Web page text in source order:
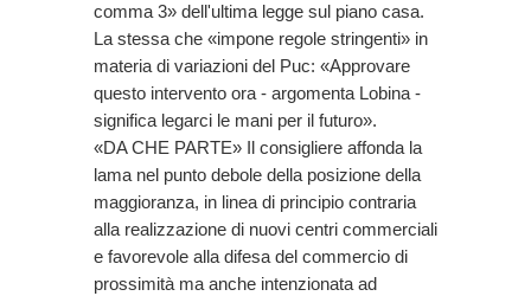
comma 3» dell'ultima legge sul piano casa.
La stessa che «impone regole stringenti» in
materia di variazioni del Puc: «Approvare
questo intervento ora - argomenta Lobina -
significa legarci le mani per il futuro».
«DA CHE PARTE» Il consigliere affonda la
lama nel punto debole della posizione della
maggioranza, in linea di principio contraria
alla realizzazione di nuovi centri commerciali
e favorevole alla difesa del commercio di
prossimità ma anche intenzionata ad